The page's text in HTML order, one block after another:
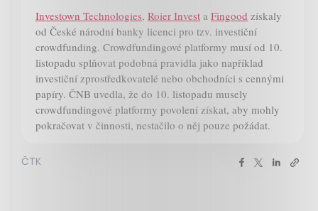
Investown Technologies, Roier Invest a Fingood získaly
od České národní banky licenci pro tzv. investiční
crowdfunding. Crowdfundingové platformy musí od 10.
listopadu splňovat podobná pravidla jako například
investiční zprostředkovatelé nebo obchodníci s cennými
papíry. ČNB uvedla, že do 10. listopadu musely
crowdfundingové platformy povolení získat, aby mohly
pokračovat v činnosti, nestačilo o něj pouze požádat.
ČTK